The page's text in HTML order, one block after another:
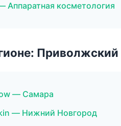
Аппаратная косметология
— Самара
— Нижний Новгород